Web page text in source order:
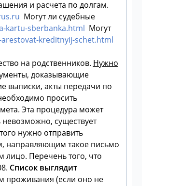
и расчета по долгам.
Могут ли судебные
kartu-sberbanka.html Могут
kreditnyij-schet.html
на родственников. Нужно
доказывающие
выписки, акты передачи по
просить
Эта процедура может
существует
нужно отправить
направляющим такое письмо
лицо. Перечень того, что
Список выглядит
проживания (если оно не